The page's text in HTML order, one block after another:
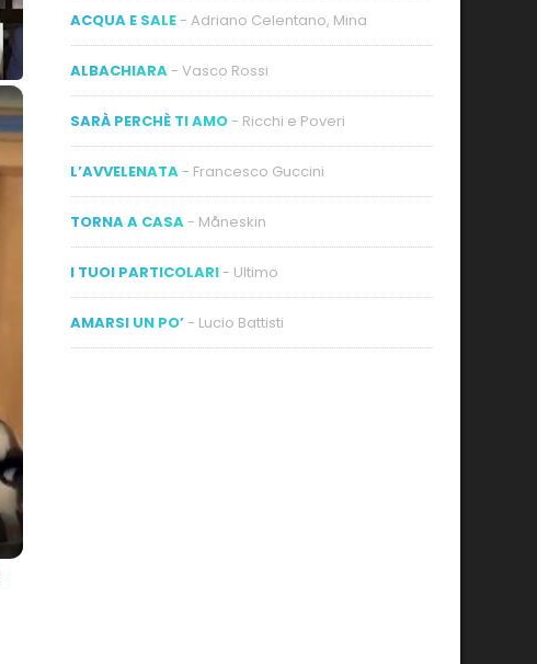
×
ACQUA E SALE - Adriano Celentano, Mina
ALBACHIARA - Vasco Rossi
SARÀ PERCHÈ TI AMO - Ricchi e Poveri
L’AVVELENATA - Francesco Guccini
TORNA A CASA - Måneskin
I TUOI PARTICOLARI - Ultimo
AMARSI UN PO’ - Lucio Battisti